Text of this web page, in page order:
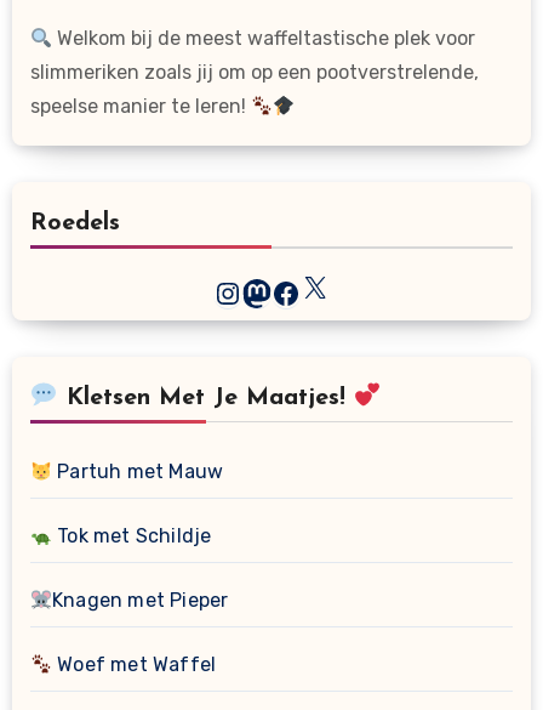
Welkom bij de meest waffeltastische plek voor
slimmeriken zoals jij om op een pootverstrelende,
speelse manier te leren!
Roedels
Instagram
Mastodon
Facebook
X
Kletsen Met Je Maatjes!
Partuh met Mauw
Tok met Schildje
Knagen met Pieper
Woef met Waffel